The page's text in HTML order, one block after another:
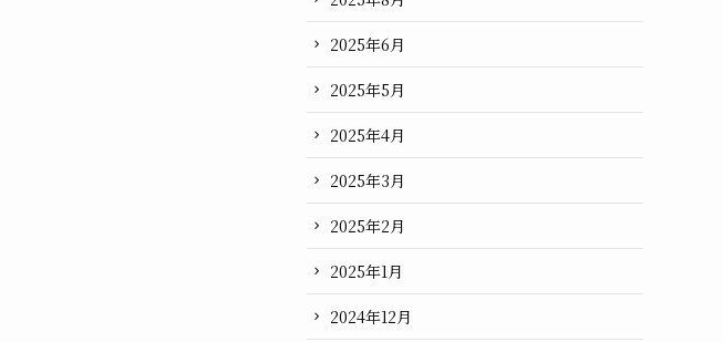
2025年6月
2025年5月
2025年4月
2025年3月
2025年2月
2025年1月
2024年12月